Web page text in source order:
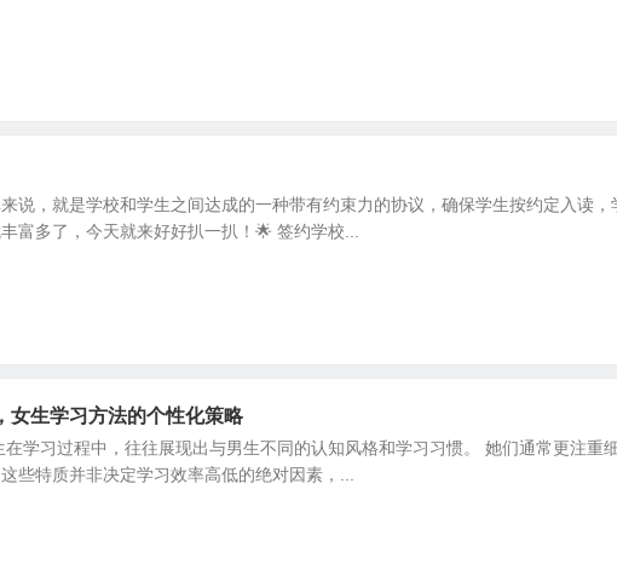
说，就是学校和学生之间达成的一种带有约束力的协议，确保学生按约定入读，
富多了，今天就来好好扒一扒！🌟 签约学校...
女生学习方法的个性化策略
学习过程中，往往展现出与男生不同的认知风格和学习习惯。 她们通常更注重
些特质并非决定学习效率高低的绝对因素，...